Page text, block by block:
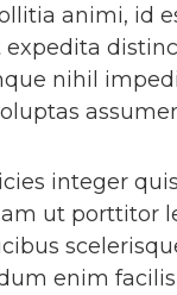
animi, id
nihil
integer
ut porttitor
enim